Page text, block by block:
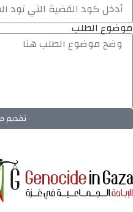
موضوع الطلب
تقديم